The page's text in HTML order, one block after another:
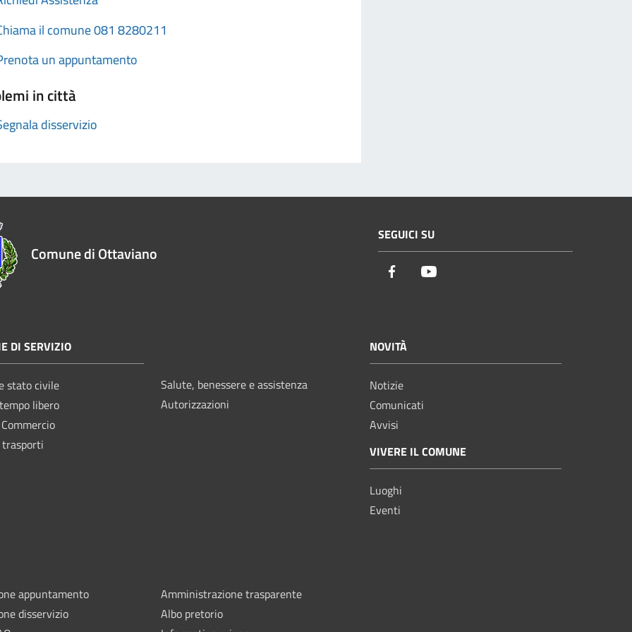
il comune 081 8280211
un appuntamento
in città
disservizio
Comune di Ottaviano
SEGUICI SU
Facebook
DI SERVIZIO
stato civile
libero
Salute, benessere e assistenza
Autorizzazioni
NOVITÀ
Notizie
Comunicati
Avvisi
VIVERE IL COMUNE
Luoghi
Eventi
appuntamento
disservizio
Amministrazione trasparente
Albo pretorio